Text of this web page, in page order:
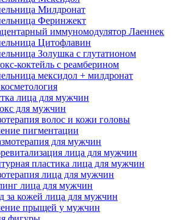
Милдронат
Феринжект
иммуномодулятор Лаеннек
Цитофлавин
Золушка с глутатионом
коктейль с реамберином
мексидол + милдронат
лица для мужчин
для мужчин
волос и кожи головы
пигментации
для мужчин
лица для мужчин
пластика лица для мужчин
лица для мужчин
лица для мужчин
за кожей лица для мужчин
прыщей у мужчин